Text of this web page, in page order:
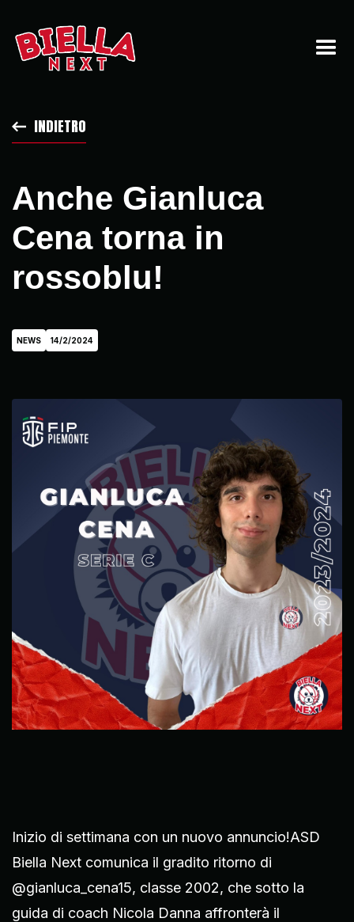
INDIETRO
Anche Gianluca
Cena torna in
rossoblu!
NEWS 14/2/2024
Inizio di settimana con un nuovo annuncio!ASD
Biella Next comunica il gradito ritorno di
@gianluca_cena15, classe 2002, che sotto la
guida di coach Nicola Danna affronterà il